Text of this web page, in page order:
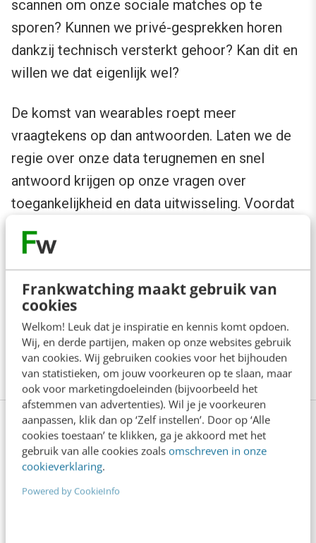
Frankwatching maakt gebruik van
cookies
Welkom! Leuk dat je inspiratie en kennis komt opdoen.
Wij, en derde partijen, maken op onze websites gebruik
van cookies. Wij gebruiken cookies voor het bijhouden
van statistieken, om jouw voorkeuren op te slaan, maar
ook voor marketingdoeleinden (bijvoorbeeld het
afstemmen van advertenties). Wil je je voorkeuren
aanpassen, klik dan op ‘Zelf instellen’. Door op ‘Alle
cookies toestaan’ te klikken, ga je akkoord met het
gebruik van alle cookies zoals omschreven in onze
cookieverklaring.
Powered by CookieInfo
scannen om onze sociale matches op te
sporen? Kunnen we privé-gesprekken horen
dankzij technisch versterkt gehoor? Kan dit en
willen we dat eigenlijk wel?
De komst van wearables roept meer
vraagtekens op dan antwoorden. Laten we de
regie over onze data terugnemen en snel
antwoord krijgen op onze vragen over
toegankelijkheid en data uitwisseling. Voordat
En dat terwijl Google Glass praktisch al in de
schappen ligt.
Foto intro is
Frankwatching, used underCC BY , cropped
from original.
Opleiding Social media: over
marketing, advertising & analytics
Wil jij een sterke social strategie opzetten? En